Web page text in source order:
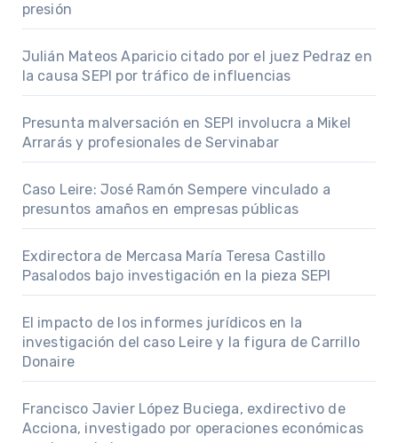
presión
Julián Mateos Aparicio citado por el juez Pedraz en
la causa SEPI por tráfico de influencias
Presunta malversación en SEPI involucra a Mikel
Arrarás y profesionales de Servinabar
Caso Leire: José Ramón Sempere vinculado a
presuntos amaños en empresas públicas
Exdirectora de Mercasa María Teresa Castillo
Pasalodos bajo investigación en la pieza SEPI
El impacto de los informes jurídicos en la
investigación del caso Leire y la figura de Carrillo
Donaire
Francisco Javier López Buciega, exdirectivo de
Acciona, investigado por operaciones económicas